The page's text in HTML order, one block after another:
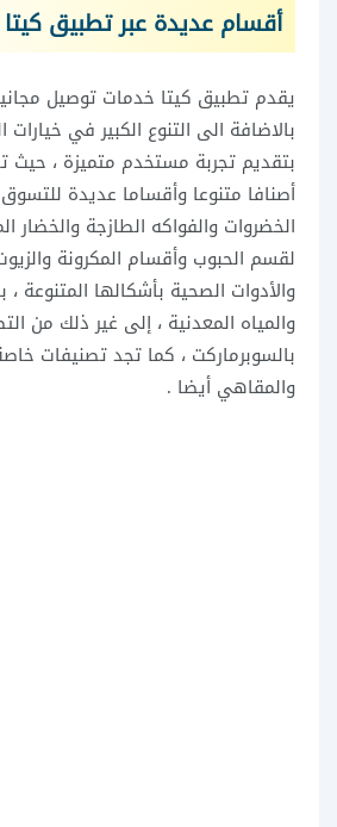
أقسام عديدة عبر تطبيق كيتا Keeta APK
يقدم تطبيق كيتا خدمات توصيل
بالاضافة الى التنوع الكبير في خيارات
بتقديم تجربة مستخدم متميزة ، حيث
أصنافا متنوعا وأقساما عديدة
الخضروات والفواكه الطازجة والخضار
لقسم الحبوب وأقسام المكرونة
والأدوات الصحية بأشكالها المتنوعة ،
والمياه المعدنية ، إلى غير ذلك من
بالسوبرماركت ، كما تجد تصنيفات
والمقاهي أيضا .